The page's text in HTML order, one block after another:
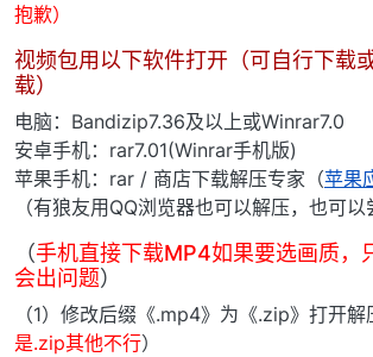
抱歉）
视频包用以下软件打开（可自行下载
载）
电脑：Bandizip7.36及以上或Winrar7.0
安卓手机：rar7.01(Winrar手机版)
苹果手机：rar / 商店下载解压专家（苹果
（有狼友用QQ浏览器也可以解压，也可以
（手机直接下载MP4如果要选画质，
会出问题）
（1）修改后缀《.mp4》为《.zip》打开解
是.zip其他不行）